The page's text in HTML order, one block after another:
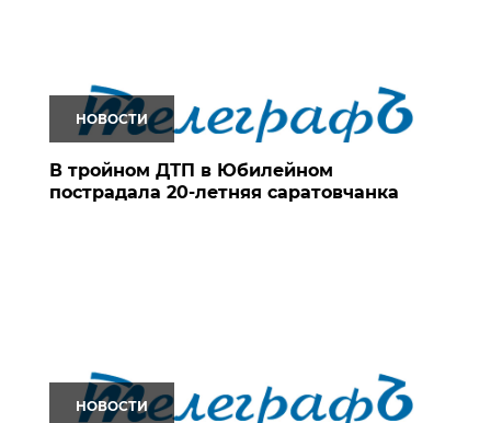
НОВОСТИ
В тройном ДТП в Юбилейном
пострадала 20-летняя саратовчанка
НОВОСТИ